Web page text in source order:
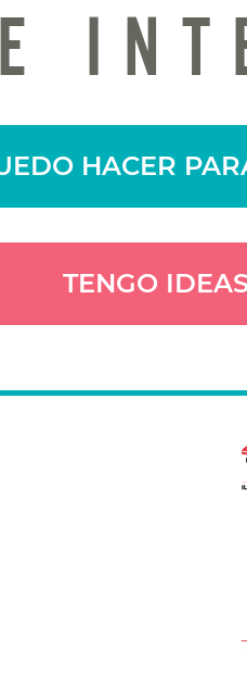
HACER
TENGO